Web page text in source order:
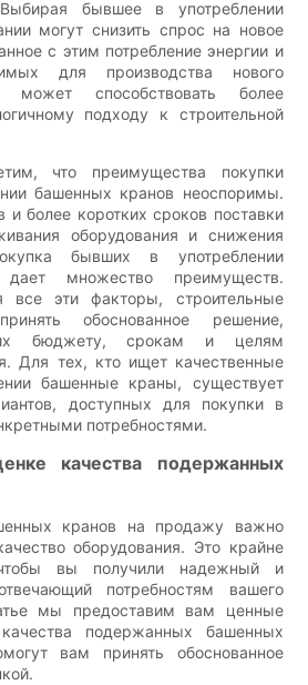
бывшее в употреблении
могут снизить спрос на новое
с этим потребление энергии и
для производства нового
может способствовать более
подходу к строительной
что преимущества покупки
башенных кранов неоспоримы.
и более коротких сроков поставки
оборудования и снижения
бывших в употреблении
множество преимуществ.
все эти факторы, строительные
обоснованное решение,
их бюджету, срокам и целям
Для тех, кто ищет качественные
башенные краны, существует
доступных для покупки в
потребностями.
качества подержанных
кранов на продажу важно
оборудования. Это крайне
вы получили надежный и
потребностям вашего
мы предоставим вам ценные
подержанных башенных
вам принять обоснованное